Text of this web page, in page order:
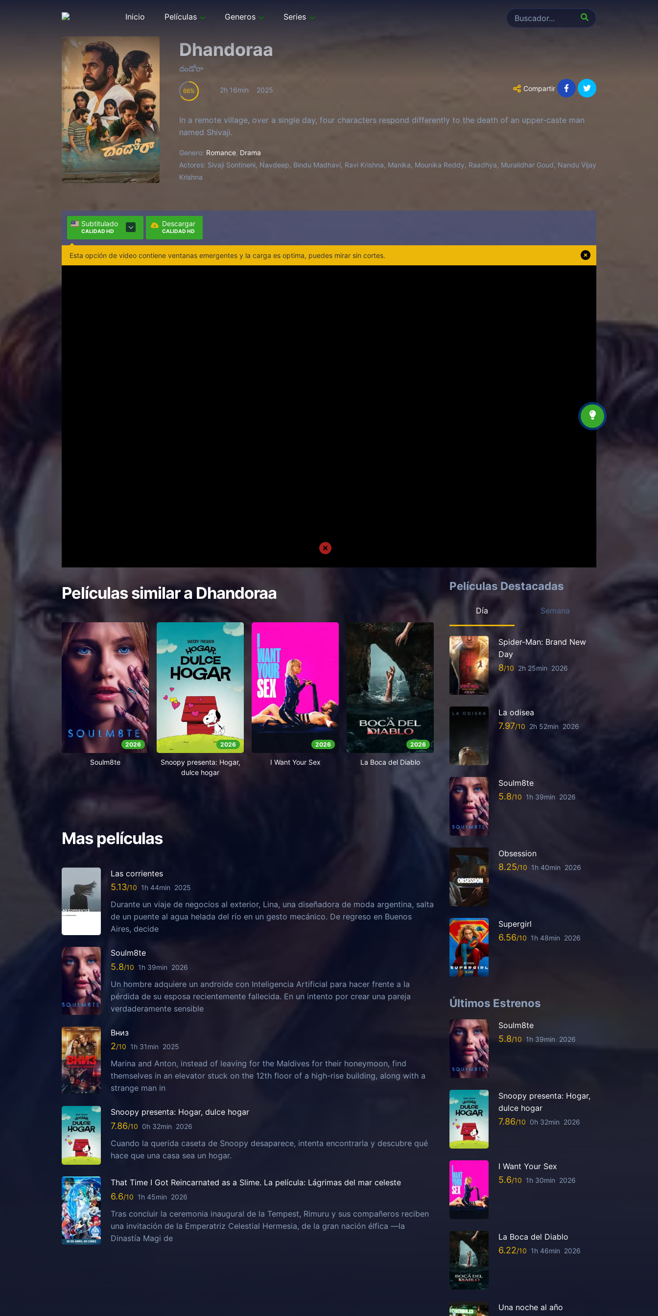
Inicio Películas Generos Series
Dhandoraa
దండోరా
66 2h 16min 2025 Compartir
In a remote village, over a single day, four characters respond differently to the death of an upper-caste man
named Shivaji.
Genero: Romance, Drama
Actores: Sivaji Sontineni, Navdeep, Bindu Madhavi, Ravi Krishna, Manika, Mounika Reddy, Raadhya, Muralidhar Goud, Nandu Vijay
Krishna
Subtitulado
CALIDAD HD
Descargar
CALIDAD HD
Esta opción de video contiene ventanas emergentes y la carga es optima, puedes mirar sin cortes.
Películas similar a Dhandoraa
2026
Soulm8te
2026
Snoopy presenta: Hogar,
dulce hogar
2026
I Want Your Sex
2026
La Boca del Diablo
Mas películas
Las corrientes
5.13 1h 44min 2025
Durante un viaje de negocios al exterior, Lina, una diseñadora de moda argentina, salta
de un puente al agua helada del río en un gesto mecánico. De regreso en Buenos
Aires, decide
Soulm8te
5.8 1h 39min 2026
Un hombre adquiere un androide con Inteligencia Artificial para hacer frente a la
pérdida de su esposa recientemente fallecida. En un intento por crear una pareja
verdaderamente sensible
Вниз
2 1h 31min 2025
Marina and Anton, instead of leaving for the Maldives for their honeymoon, find
themselves in an elevator stuck on the 12th floor of a high-rise building, along with a
strange man in
Snoopy presenta: Hogar, dulce hogar
7.86 0h 32min 2026
Cuando la querida caseta de Snoopy desaparece, intenta encontrarla y descubre qué
hace que una casa sea un hogar.
That Time I Got Reincarnated as a Slime. La película: Lágrimas del mar celeste
6.6 1h 45min 2026
Tras concluir la ceremonia inaugural de la Tempest, Rimuru y sus compañeros reciben
una invitación de la Emperatriz Celestial Hermesia, de la gran nación élfica —la
Dinastía Magi de
Películas Destacadas
Día Semana
Spider-Man: Brand New
Day
8 2h 25min 2026
La odisea
7.97 2h 52min 2026
Soulm8te
5.8 1h 39min 2026
Obsession
8.25 1h 40min 2026
Supergirl
6.56 1h 48min 2026
Últimos Estrenos
Soulm8te
5.8 1h 39min 2026
Snoopy presenta: Hogar,
dulce hogar
7.86 0h 32min 2026
I Want Your Sex
5.6 1h 30min 2026
La Boca del Diablo
6.22 1h 46min 2026
Una noche al año